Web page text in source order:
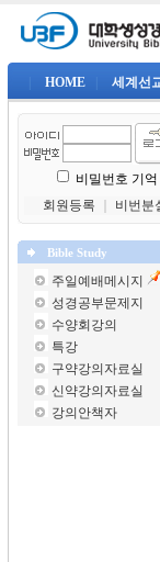
HOME 세계선
비밀번호 기억
회원등록
비번분
Bible Study
주일예배메시지
성경공부문제지
수양회강의
특강
구약강의자료실
신약강의자료실
강의안책자